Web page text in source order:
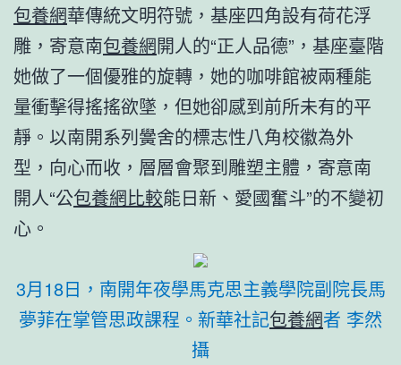
包養網華傳統文明符號，基座四角設有荷花浮
雕，寄意南包養網開人的“正人品德”，基座臺階
她做了一個優雅的旋轉，她的咖啡館被兩種能
量衝擊得搖搖欲墜，但她卻感到前所未有的平
靜。以南開系列黌舍的標志性八角校徽為外
型，向心而收，層層會聚到雕塑主體，寄意南
開人“公包養網比較能日新、愛國奮斗”的不變初
心。
3月18日，南開年夜學馬克思主義學院副院長馬
夢菲在掌管思政課程。新華社記包養網者 李然
攝